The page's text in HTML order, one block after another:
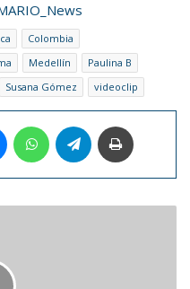
Colombia
Medellín
Paulina B
Susana Gómez videoclip
MessengerWhatsAppTelegram